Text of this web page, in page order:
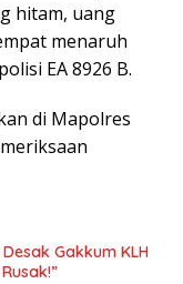
hitam, uang
menaruh
EA 8926 B.
di Mapolres
Gakkum KLH